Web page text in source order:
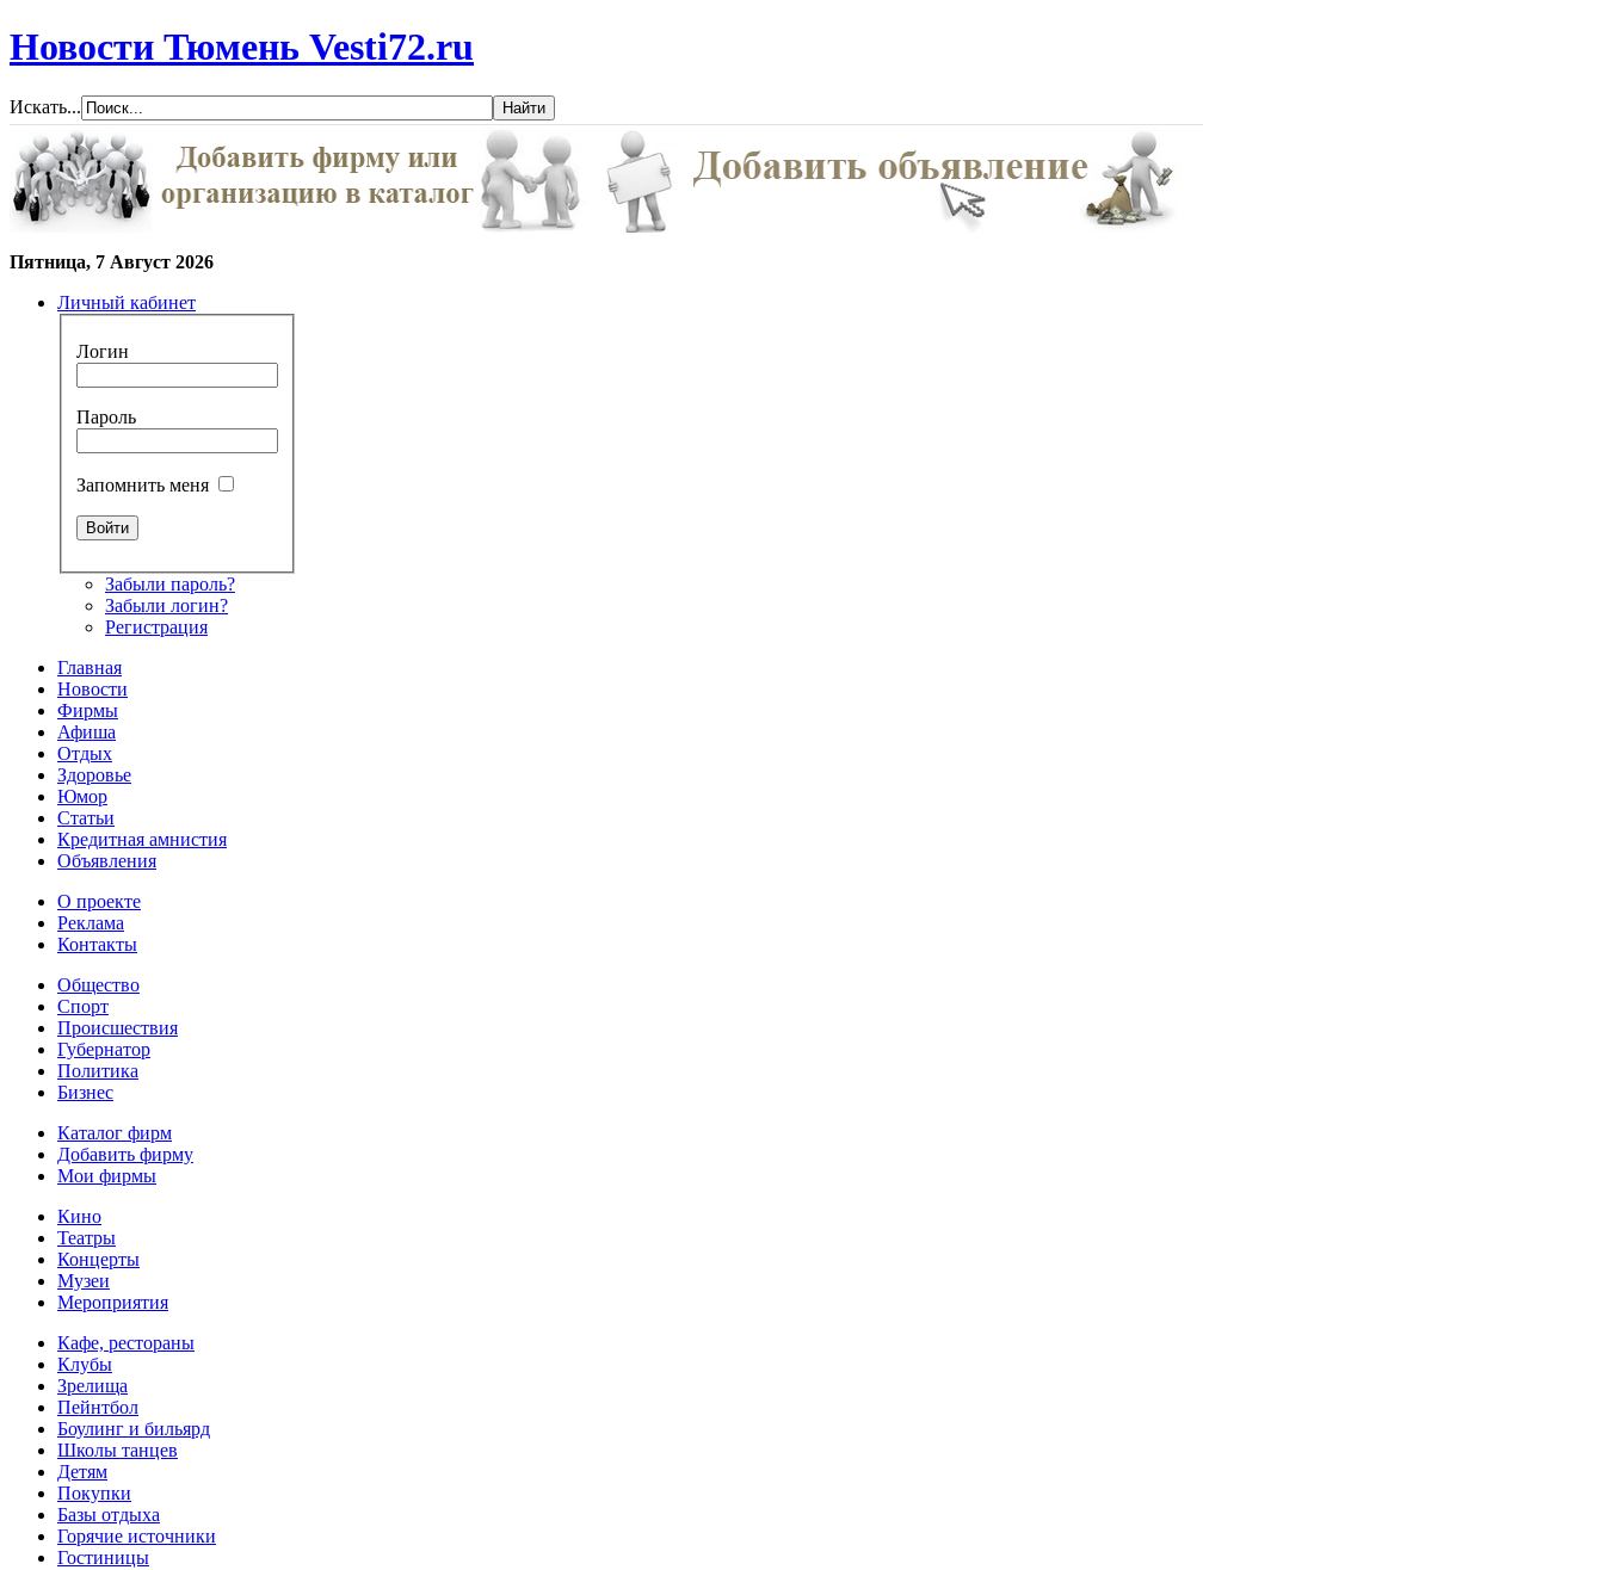
Новости Тюмень Vesti72.ru
Искать...
Пятница, 7 Август 2026
Личный кабинет
Логин
Пароль
Запомнить меня
Забыли пароль?
Забыли логин?
Регистрация
Главная
Новости
Фирмы
Афиша
Отдых
Здоровье
Юмор
Статьи
Кредитная амнистия
Объявления
О проекте
Реклама
Контакты
Общество
Спорт
Происшествия
Губернатор
Политика
Бизнес
Каталог фирм
Добавить фирму
Мои фирмы
Кино
Театры
Концерты
Музеи
Мероприятия
Кафе, рестораны
Клубы
Зрелища
Пейнтбол
Боулинг и бильярд
Школы танцев
Детям
Покупки
Базы отдыха
Горячие источники
Гостиницы